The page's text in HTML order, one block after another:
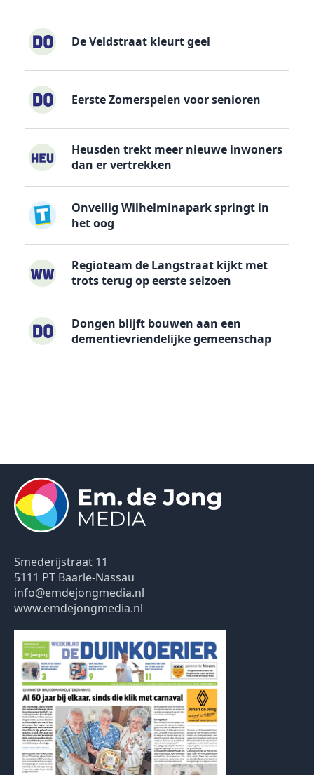
De Veldstraat kleurt geel
Eerste Zomerspelen voor senioren
Heusden trekt meer nieuwe inwoners
dan er vertrekken
Onveilig Wilhelminapark springt in
het oog
Regioteam de Langstraat kijkt met
trots terug op eerste seizoen
Dongen blijft bouwen aan een
dementievriendelijke gemeenschap
Smederijstraat 11
5111 PT Baarle-Nassau
info@emdejongmedia.nl
www.emdejongmedia.nl